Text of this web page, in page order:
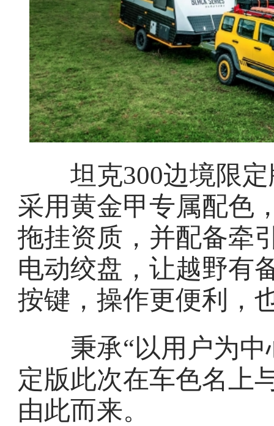
坦克300边境限定
采用黄金甲专属配色
拖挂资质，并配备牵
电动绞盘，让越野有
按键，操作更便利，
秉承“以用户为中
定版此次在车色名上
由此而来。